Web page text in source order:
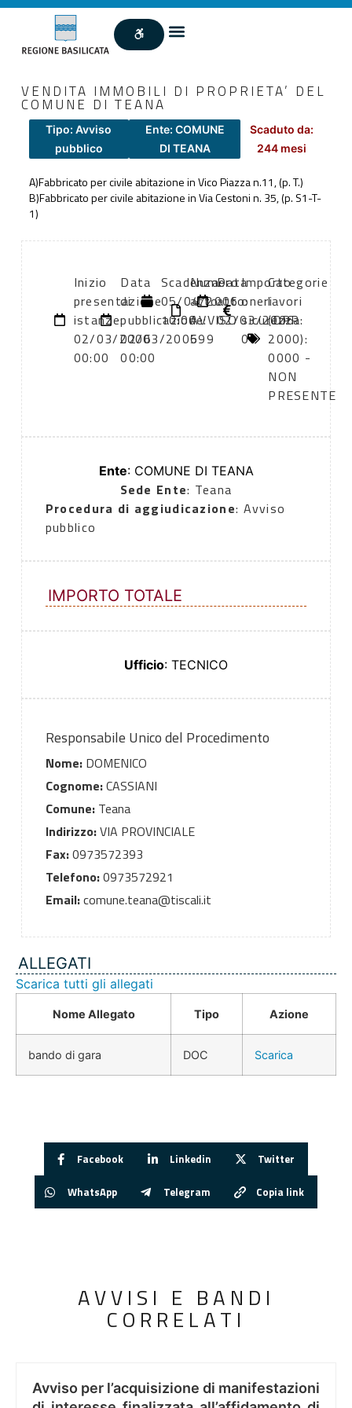
VENDITA IMMOBILI DI PROPRIETA’ DEL
COMUNE DI TEANA
Tipo: Avviso
pubblico
Ente: COMUNE
DI TEANA
Scaduto da:
244 mesi
A)Fabbricato per civile abitazione in Vico Piazza n.11, (p. T.)
B)Fabbricato per civile abitazione in Via Cestoni n. 35, (p. S1-T-
1)
Inizio
presentazione
istanze:
02/03/2006
00:00
Data
di
pubblicazione:
02/03/2006
00:00
Scadenza:
05/04/2006
10:00
Numero
atto:
AVVISO
599
Data
atto:
02/03/2006
Importo
oneri
sicurezza:
0
Categorie
lavori
(DPR
2000):
0000 -
NON
PRESENTE
Ente: COMUNE DI TEANA
Sede Ente: Teana
Procedura di aggiudicazione: Avviso
pubblico
IMPORTO TOTALE
Ufficio: TECNICO
Responsabile Unico del Procedimento
Nome:DOMENICO
Cognome:CASSIANI
Comune:Teana
Indirizzo:VIA PROVINCIALE
Fax:0973572393
Telefono:0973572921
Email:comune.teana@tiscali.it
ALLEGATI
Scarica tutti gli allegati
Nome Allegato Tipo Azione
bando di gara DOC Scarica
Facebook Linkedin Twitter
WhatsApp Telegram Copia link
AVVISI E BANDI
CORRELATI
Avviso per l’acquisizione di manifestazioni